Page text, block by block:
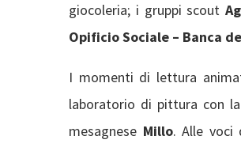
giocoleria; i gruppi scout
Opificio Sociale – Banca
I momenti di lettura
laboratorio di pittura con
mesagnese Millo. Alle voci